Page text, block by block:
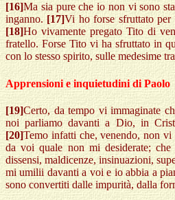
[16]Ma sia pure che io non vi sono
inganno. [17]Vi ho forse sfruttato
[18]Ho vivamente pregato Tito di
fratello. Forse Tito vi ha sfruttato in
con lo stesso spirito, sulle medesime
Apprensioni e inquietudini di Paolo
[19]Certo, da tempo vi immaginate
noi parliamo davanti a Dio, in
[20]Temo infatti che, venendo, non
da voi quale non mi desiderate;
dissensi, maldicenze, insinuazioni,
mi umilii davanti a voi e io abbia a
sono convertiti dalle impurità, dalla